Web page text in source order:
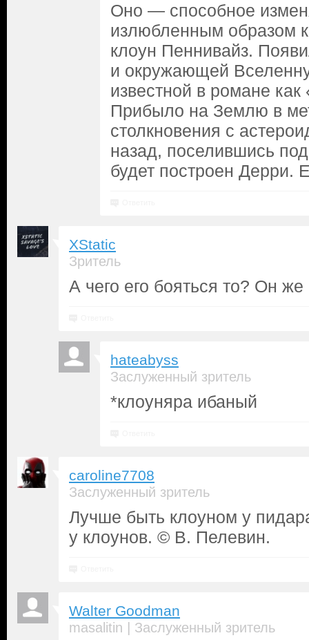
Оно — способное
излюбленным образом
клоун Пеннивайз.
и окружающей
известной в романе
Прибыло на Землю в
столкновения с
назад, поселившись
будет построен Дерри.
XStatic
Зритель
А чего его бояться то? Он же
hateabyss
Заслуженный зритель
*клоуняра ибаный
caroline7708
Заслуженный зритель
Лучше быть клоуном у
у клоунов. © В. Пелевин.
Walter Goodman
masalitin | Заслуженный зритель